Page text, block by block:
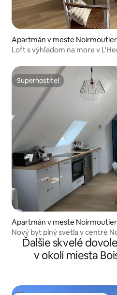
Apartmán v meste
Loft s výhľadom na more v
Superhostiteľ
Superhostiteľ
Apartmán v meste
Nový byt plný svetla v centre
Ďalšie skvelé
v okolí miesta